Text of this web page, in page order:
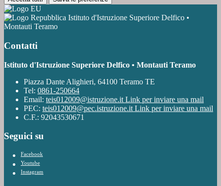
Istituto d'Istruzione Superiore Delfico •
Montauti Teramo
Contatti
Istituto d'Istruzione Superiore Delfico • Montauti Teramo
Piazza Dante Alighieri, 64100 Teramo TE
Tel: 0861-250664
Email: teis012009@istruzione.it Link per inviare una mail
PEC: teis012009@pec.istruzione.it Link per inviare una mail
C.F.: 92043530671
Seguici su
Facebook
Youtube
Instagram